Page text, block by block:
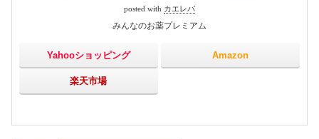
posted with カエレバ
みんなのお薬プレミアム
Yahooショッピング Amazon
楽天市場